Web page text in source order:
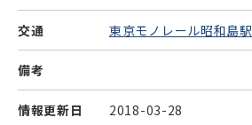
交通 東京モノレール昭和島駅
備考
情報更新日 2018-03-28